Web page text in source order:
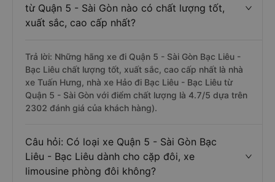
từ Quận 5 - Sài Gòn nào có chất lượng tốt,
xuất sắc, cao cấp nhất?
Trả lời: Những hãng xe đi Quận 5 - Sài Gòn Bạc Liêu -
Bạc Liêu chất lượng tốt, xuất sắc, cao cấp nhất là nhà
xe Tuấn Hưng, nhà xe Hảo đi Bạc Liêu - Bạc Liêu từ
Quận 5 - Sài Gòn với điểm chất lượng là 4.7/5 dựa trên
2302 đánh giá của khách hàng).
Câu hỏi: Có loại xe Quận 5 - Sài Gòn Bạc
Liêu - Bạc Liêu dành cho cặp đôi, xe
limousine phòng đôi không?